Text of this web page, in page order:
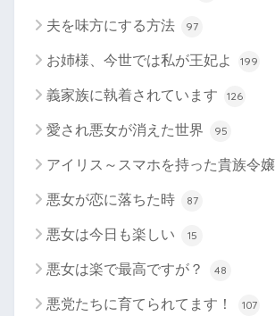
夫を味方にする方法 97
お姉様、今世では私が王妃よ 199
義家族に執着されています 126
愛され悪女が消えた世界 95
アイリス～スマホを持った貴族令
悪女が恋に落ちた時 87
悪女は今日も楽しい 15
悪女は楽で最高ですが？ 48
悪党たちに育てられてます！ 107